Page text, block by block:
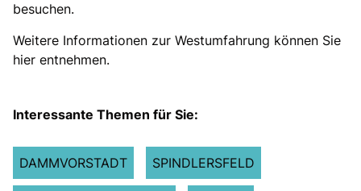
besuchen.
Weitere Informationen zur Westumfahrung können Sie
hier entnehmen.
Interessante Themen für Sie:
DAMMVORSTADT SPINDLERSFELD